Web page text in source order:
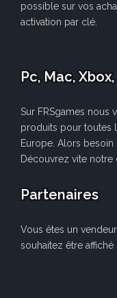
possible sur vos
activation par clé.
Pc, Mac,
Sur FRSgames nous
produits pour toutes
Europe. Alors
Découvrez vite notre
Partenaires
Vous êtes un
souhaitez être